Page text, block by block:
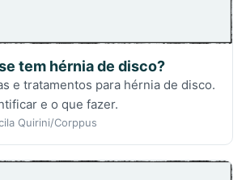
tem hérnia de disco?
e tratamentos para hérnia de disco.
e o que fazer.
Quirini/Corppus